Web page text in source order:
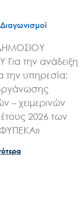
την ανάδειξη
την υπηρεσία:
– χειμερινών
2026 των